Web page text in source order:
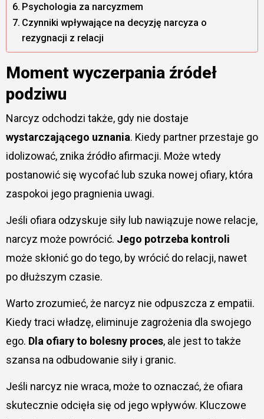
Psychologia za narcyzmem
Czynniki wpływające na decyzję narcyza o
rezygnacji z relacji
Moment wyczerpania źródeł
podziwu
Narcyz odchodzi także, gdy nie dostaje
wystarczającego uznania. Kiedy partner przestaje go
idolizować, znika źródło afirmacji. Może wtedy
postanowić się wycofać lub szuka nowej ofiary, która
zaspokoi jego pragnienia uwagi.
Jeśli ofiara odzyskuje siły lub nawiązuje nowe relacje,
narcyz może powrócić. Jego potrzeba kontroli
może skłonić go do tego, by wrócić do relacji, nawet
po dłuższym czasie.
Warto zrozumieć, że narcyz nie odpuszcza z empatii.
Kiedy traci władzę, eliminuje zagrożenia dla swojego
ego. Dla ofiary to bolesny proces, ale jest to także
szansa na odbudowanie siły i granic.
Jeśli narcyz nie wraca, może to oznaczać, że ofiara
skutecznie odcięła się od jego wpływów. Kluczowe